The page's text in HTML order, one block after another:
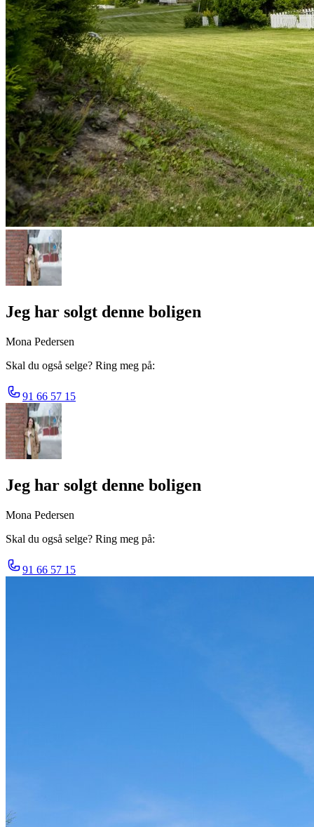
Jeg har solgt denne boligen
Mona Pedersen
Skal du også selge? Ring meg på:
91 66 57 15
Jeg har solgt denne boligen
Mona Pedersen
Skal du også selge? Ring meg på:
91 66 57 15